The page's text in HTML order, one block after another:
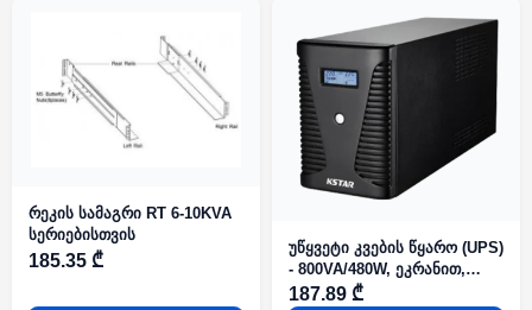
რეკის სამაგრი RT 6-10KVA
სერიებისთვის
185.35 ₾
უწყვეტი კვების წყარო (UPS)
- 800VA/480W, ეკრანით,
KSTAR
187.89 ₾